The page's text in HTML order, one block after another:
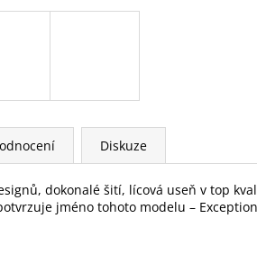
Diskuze
dokonalé šití, lícová useň v top
jméno tohoto modelu –